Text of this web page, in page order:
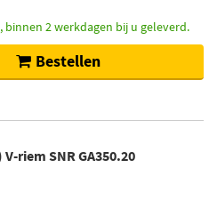
binnen 2 werkdagen bij u geleverd.
Bestellen
riem SNR GA350.20